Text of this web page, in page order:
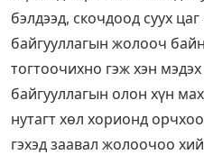
бэлдээд, скочдоод суух
байгууллагын жолооч
тогтоочихно гэж хэн
байгууллагын олон хүн
нутагт хөл хорионд
гэхэд заавал жолоочоо